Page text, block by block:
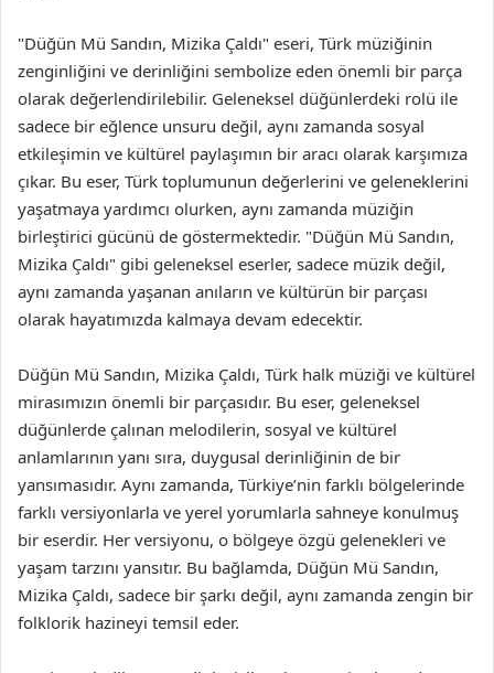
"Düğün Mü Sandın, Mizika Çaldı" eseri, Türk müziğinin
zenginliğini ve derinliğini sembolize eden önemli bir parça
olarak değerlendirilebilir. Geleneksel düğünlerdeki rolü ile
sadece bir eğlence unsuru değil, aynı zamanda sosyal
etkileşimin ve kültürel paylaşımın bir aracı olarak karşımıza
çıkar. Bu eser, Türk toplumunun değerlerini ve geleneklerini
yaşatmaya yardımcı olurken, aynı zamanda müziğin
birleştirici gücünü de göstermektedir. "Düğün Mü Sandın,
Mizika Çaldı" gibi geleneksel eserler, sadece müzik değil,
aynı zamanda yaşanan anıların ve kültürün bir parçası
olarak hayatımızda kalmaya devam edecektir.
Düğün Mü Sandın, Mizika Çaldı, Türk halk müziği ve kültürel
mirasımızın önemli bir parçasıdır. Bu eser, geleneksel
düğünlerde çalınan melodilerin, sosyal ve kültürel
anlamlarının yanı sıra, duygusal derinliğinin de bir
yansımasıdır. Aynı zamanda, Türkiye’nin farklı bölgelerinde
farklı versiyonlarla ve yerel yorumlarla sahneye konulmuş
bir eserdir. Her versiyonu, o bölgeye özgü gelenekleri ve
yaşam tarzını yansıtır. Bu bağlamda, Düğün Mü Sandın,
Mizika Çaldı, sadece bir şarkı değil, aynı zamanda zengin bir
folklorik hazineyi temsil eder.